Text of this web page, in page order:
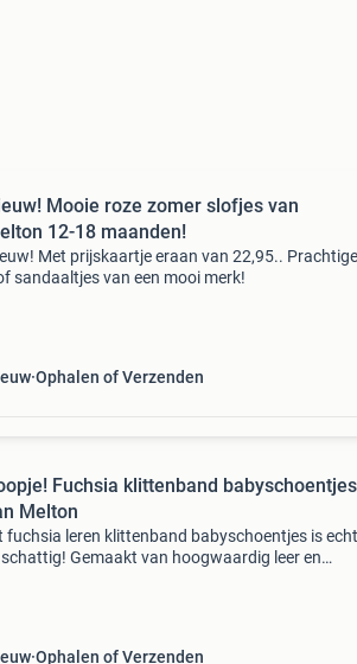
Mooie roze zomer slofjes van
12-18 maanden!
Met prijskaartje eraan van 22,95.. Prachtige
sandaaltjes van een mooi merk!
Ophalen of Verzenden
Fuchsia klittenband babyschoentjes
Melton
fuchsia leren klittenband babyschoentjes is echt
Gemaakt van hoogwaardig leer en
Ophalen of Verzenden